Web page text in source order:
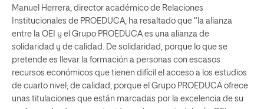
Manuel Herrera, director académico de Relaciones
Institucionales de PROEDUCA, ha resaltado que “la alianza
entre la OEI y el Grupo PROEDUCA es una alianza de
solidaridad y de calidad. De solidaridad, porque lo que se
pretende es llevar la formación a personas con escasos
recursos económicos que tienen difícil el acceso a los estudios
de cuarto nivel; de calidad, porque el Grupo PROEDUCA ofrece
unas titulaciones que están marcadas por la excelencia de su